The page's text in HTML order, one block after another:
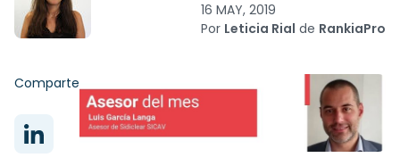
16 MAY, 2019
Por Leticia Rial de RankiaPro
Comparte